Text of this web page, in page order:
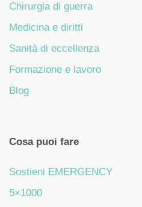
Chirurgia di guerra
Medicina e diritti
Sanità di eccellenza
Formazione e lavoro
Blog
Cosa puoi fare
Sostieni EMERGENCY
5×1000